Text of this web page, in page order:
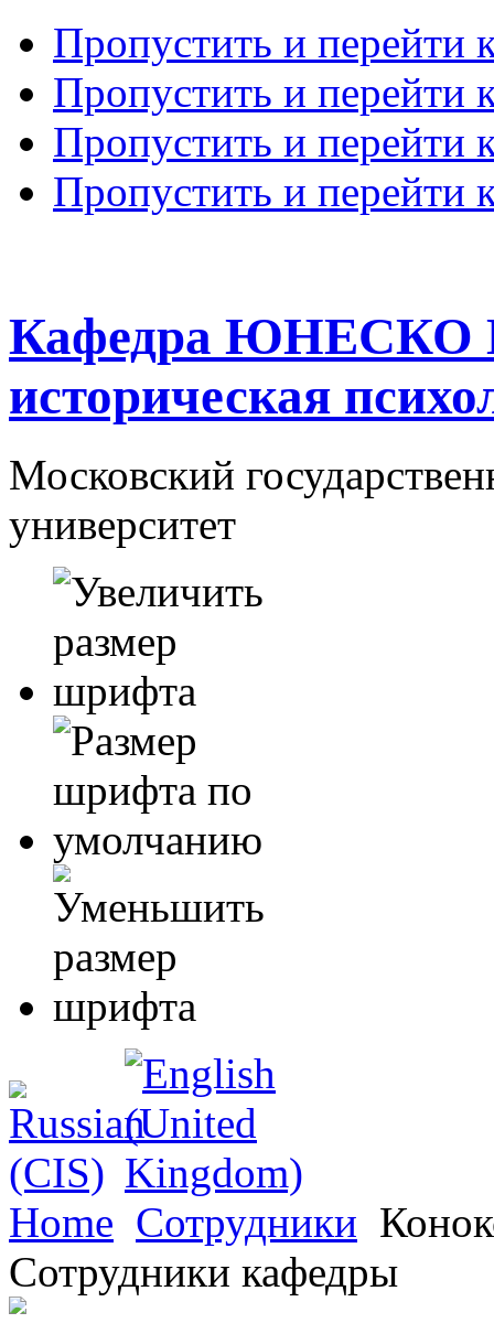
Пропустить и перейти
Пропустить и перейти
Пропустить и перейти
Пропустить и перейти
Кафедра ЮНЕСКО
историческая
Московский
университет
Home Сотрудники
Сотрудники кафедры